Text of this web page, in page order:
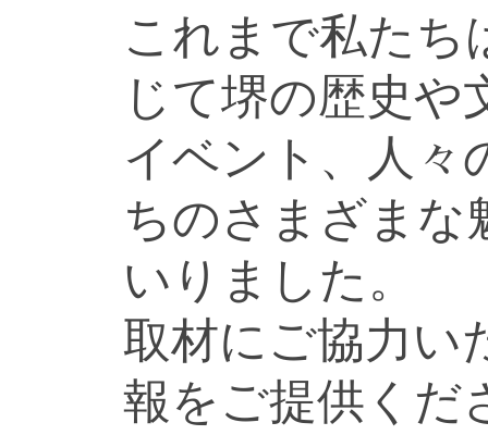
これまで私たち
じて堺の歴史や
イベント、人々
ちのさまざまな
いりました。
取材にご協力い
報をご提供くだ